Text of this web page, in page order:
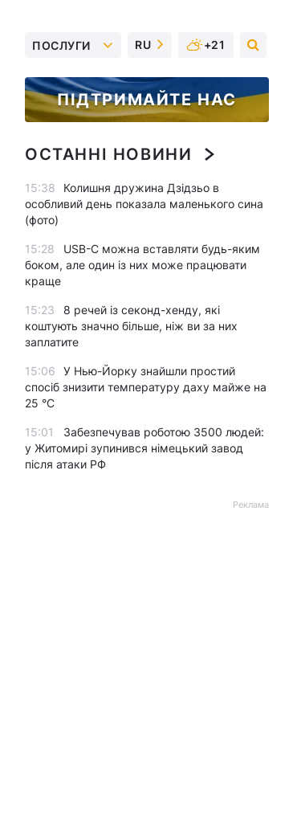
ПОСЛУГИ RU +21
ПІДТРИМАЙТЕ НАС
ОСТАННІ НОВИНИ
15:38
Колишня дружина Дзідзьо в
особливий день показала маленького сина
(фото)
15:28
USB-C можна вставляти будь-яким
боком, але один із них може працювати
краще
15:23
8 речей із секонд-хенду, які
коштують значно більше, ніж ви за них
заплатите
15:06
У Нью-Йорку знайшли простий
спосіб знизити температуру даху майже на
25 °C
15:01
Забезпечував роботою 3500 людей:
у Житомирі зупинився німецький завод
після атаки РФ
Реклама